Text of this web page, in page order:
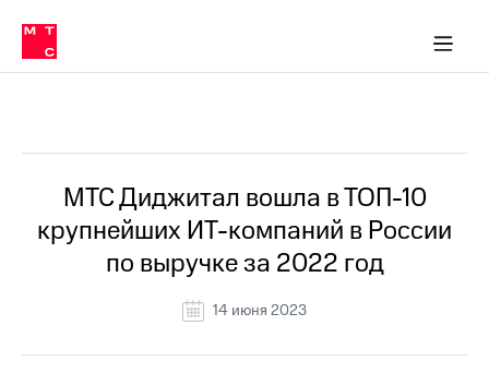
Медиа-центр
и акционерам
Устойчивое развитие
Комплаенс и деловая этика
компании
Карьера
История
компании
Руководство
информация
в МТС
Пресс-
релизы
МТС
о технологиях
МТС Диджитал вошла в ТОП-10
крупнейших ИТ-компаний в России
по выручке за 2022 год
14 июня 2023